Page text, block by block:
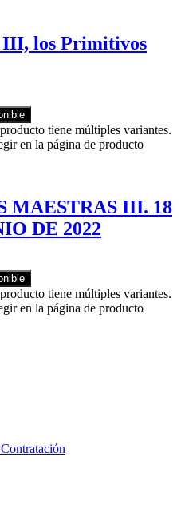
III, los Primitivos
tiene múltiples variantes.
en la página de producto
MAESTRAS III. 18
DE 2022
tiene múltiples variantes.
en la página de producto